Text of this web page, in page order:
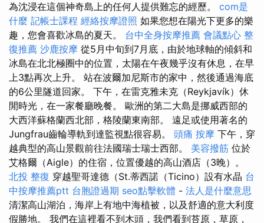
為沈浸在這個神奇島上的任何人提供難忘的經歷。 com是
什麼 記帳士課程 經絡按摩證照 如果您想在陽光下更多的樂
趣，您會喜歡冰島的夏天。 台中全身按摩推薦 會議點心 整
復推薦 沙鹿按摩 從5月中旬到7月底，由於地球軸的傾斜和
冰島在北北極圈中的位置，太陽在午夜幾乎沒有休息，在早
上3點再次上升。 站在波爾加尼斯市的家中，然後通過海底
的6公里隧道回家。 下午，在雷克雅未克（Reykjavík）休
閒時光，在一家餐廳晚餐。 歐洲的第二大島是挪威西部的
大西洋蘇格蘭西北部，格陵蘭東南部。 遠足或使用著名的
Jungfrau齒輪導軌到達監視點很容易。 頭痛 按摩 下午，穿
越典型的高山景觀前往法國瑞士瑞士西部。 美容撥筋 位於
艾格爾（Aigle）的住宿，位置優越的高山酒店（3晚）。
北投 整復 穿越聖哥達德（St.蒂西諾（Ticino）設有水晶 台
中按摩推薦ptt 台胞證過期 seo點擊軟體 - 法人是什麼意思
清潔高山湖泊，海岸上有地中海植被，以及舒適的意大利度
假勝地。 我們在這裡看不到木頭，我們看到苔原，草原，